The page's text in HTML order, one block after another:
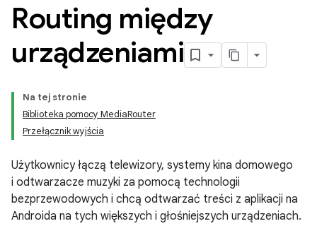
Routing między
urządzeniami
Na tej stronie
Biblioteka pomocy MediaRouter
Przełącznik wyjścia
Użytkownicy łączą telewizory, systemy kina domowego
i odtwarzacze muzyki za pomocą technologii
bezprzewodowych i chcą odtwarzać treści z aplikacji na
Androida na tych większych i głośniejszych urządzeniach.